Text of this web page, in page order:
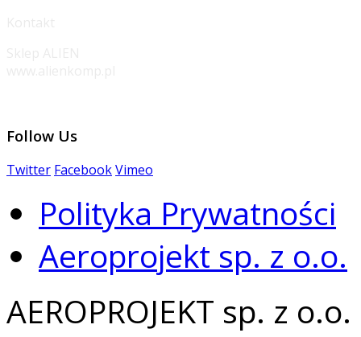
Follow Us
Twitter FacebookVimeo
Polityka Prywatności
Aeroprojekt sp. z o.o.
AEROPROJEKT sp. z o.o.